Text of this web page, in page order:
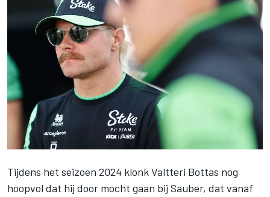
Tijdens het seizoen 2024 klonkValtteri Bottas nog
hoopvol dat hij door mocht gaan bij Sauber, dat vanaf